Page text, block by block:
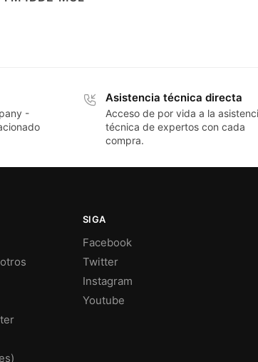
-
Asistencia técnica directa
Acceso de por vida a la
técnica de expertos con cada
compra.
SIGA
Facebook
Twitter
Instagram
Youtube